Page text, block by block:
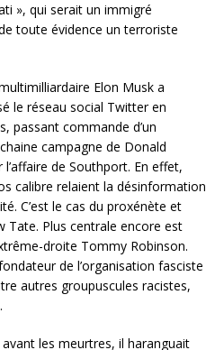
», qui serait un immigré
toute évidence un terroriste
Elon Musk a
le réseau social Twitter en
passant commande d’un
campagne de Donald
l’affaire de Southport. En effet,
calibre relaient la désinformation
C’est le cas du proxénète et
Tate. Plus centrale encore est
droite Tommy Robinson.
de l’organisation fasciste
autres groupuscules racistes,
les meurtres, il haranguait